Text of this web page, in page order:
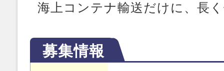
海上コンテナ輸送だけに、長
募集情報